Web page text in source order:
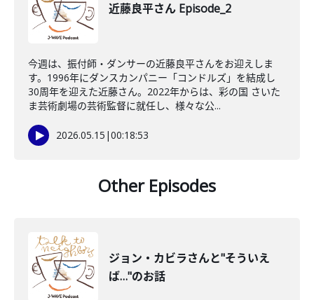
近藤良平さん Episode_2
今週は、振付師・ダンサーの近藤良平さんをお迎えしま
す。1996年にダンスカンパニー「コンドルズ」を結成し
30周年を迎えた近藤さん。2022年からは、彩の国 さいた
ま芸術劇場の芸術監督に就任し、様々な公...
2026.05.15 |00:18:53
Other Episodes
ジョン・カビラさんと"そういえ
ば…"のお話